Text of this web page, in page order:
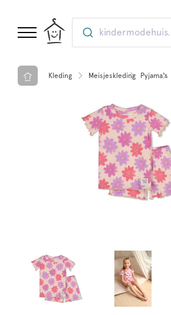
Kleding Meisjeskleding Pyjama's